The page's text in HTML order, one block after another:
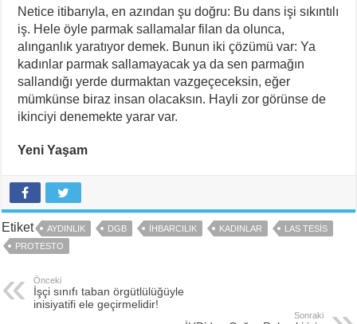
Netice itibarıyla, en azından şu doğru: Bu dans işi sıkıntılı
iş. Hele öyle parmak sallamalar filan da olunca,
alınganlık yaratıyor demek. Bunun iki çözümü var: Ya
kadınlar parmak sallamayacak ya da sen parmağın
sallandığı yerde durmaktan vazgeçeceksin, eğer
mümkünse biraz insan olacaksın. Hayli zor görünse de
ikinciyi denemekte yarar var.
Yeni Yaşam
Etiket AYDINLIK DGB IHBARCILIK KADINLAR
LAS TESIS
PROTESTO
Önceki
İşçi sınıfı taban örgütlülüğüyle
inisiyatifi ele geçirmelidir!
Sonraki